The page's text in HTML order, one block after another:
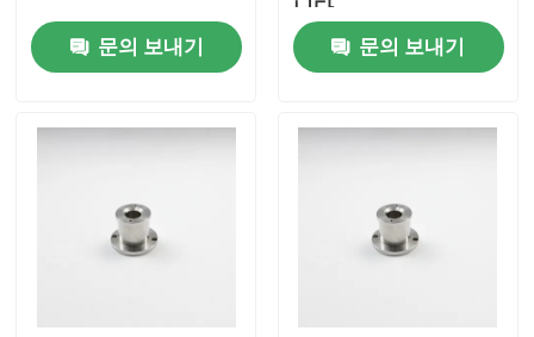
공장 투어
맞춤형 CNC 부품
문의 보내기
니다
문의 보내기